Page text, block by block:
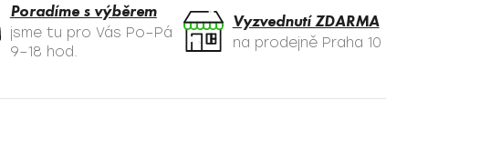
Poradíme s výběrem
jsme tu pro Vás Po–Pá
9–18 hod.
Vyzvednutí ZDARMA
na prodejně Praha 10